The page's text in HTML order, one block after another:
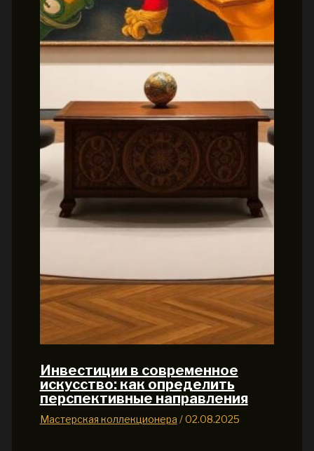
Инвестиции в современное
искусство: как определить
перспективные направления
Мастерская коллекционера /02.08.2025